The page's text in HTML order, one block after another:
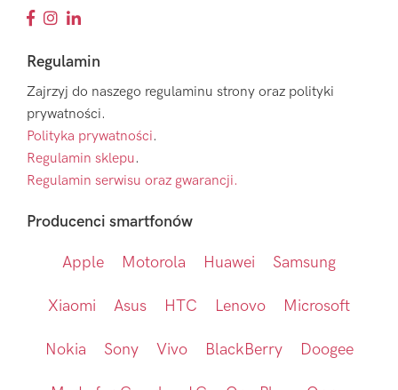
Regulamin
Zajrzyj do naszego regulaminu strony oraz polityki
prywatności.
Polityka prywatności.
Regulamin sklepu.
Regulamin serwisu oraz gwarancji.
Producenci smartfonów
Apple Motorola Huawei Samsung
Xiaomi Asus HTC Lenovo Microsoft
Nokia Sony Vivo BlackBerry Doogee